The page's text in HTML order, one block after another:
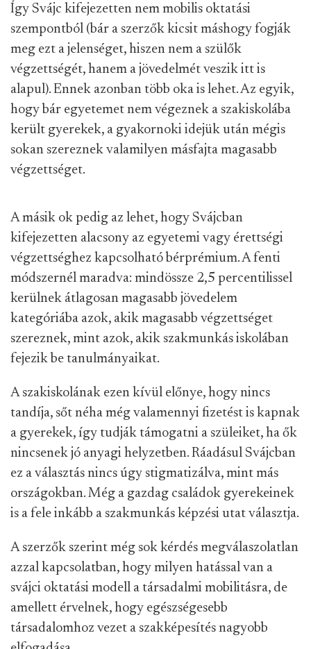
Így Svájc kifejezetten nem mobilis oktatási
szempontból (bár a szerzők kicsit máshogy fogják
meg ezt a jelenséget, hiszen nem a szülők
végzettségét, hanem a jövedelmét veszik itt is
alapul). Ennek azonban több oka is lehet. Az egyik,
hogy bár egyetemet nem végeznek a szakiskolába
került gyerekek, a gyakornoki idejük után mégis
sokan szereznek valamilyen másfajta magasabb
végzettséget.
A másik ok pedig az lehet, hogy Svájcban
kifejezetten alacsony az egyetemi vagy érettségi
végzettséghez kapcsolható bérprémium. A fenti
módszernél maradva: mindössze 2,5 percentilissel
kerülnek átlagosan magasabb jövedelem
kategóriába azok, akik magasabb végzettséget
szereznek, mint azok, akik szakmunkás iskolában
fejezik be tanulmányaikat.
A szakiskolának ezen kívül előnye, hogy nincs
tandíja, sőt néha még valamennyi fizetést is kapnak
a gyerekek, így tudják támogatni a szüleiket, ha ők
nincsenek jó anyagi helyzetben. Ráadásul Svájcban
ez a választás nincs úgy stigmatizálva, mint más
országokban. Még a gazdag családok gyerekeinek
is a fele inkább a szakmunkás képzési utat választja.
A szerzők szerint még sok kérdés megválaszolatlan
azzal kapcsolatban, hogy milyen hatással van a
svájci oktatási modell a társadalmi mobilitásra, de
amellett érvelnek, hogy egészségesebb
társadalomhoz vezet a szakképesítés nagyobb